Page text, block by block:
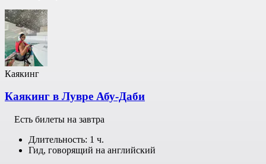
Каякинг
Каякинг в Лувре Абу-Даби
Есть билеты на завтра
Длительность: 1 ч.
Гид, говорящий на английский